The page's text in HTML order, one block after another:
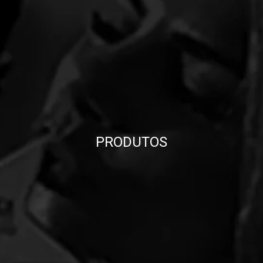
PRODUTOS